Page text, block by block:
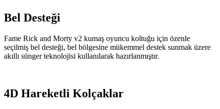
Bel Desteği
Fame Rick and Morty v2 kumaş oyuncu koltuğu için özenle
seçilmiş bel desteği, bel bölgesine mükemmel destek sunmak üzere
akıllı sünger teknolojisi kullanılarak hazırlanmıştır.
4D Hareketli Kolçaklar